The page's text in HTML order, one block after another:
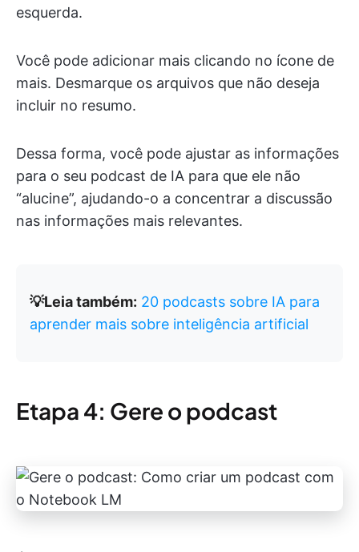
esquerda.
Você pode adicionar mais clicando no ícone de
mais. Desmarque os arquivos que não deseja
incluir no resumo.
Dessa forma, você pode ajustar as informações
para o seu podcast de IA para que ele não
“alucine”, ajudando-o a concentrar a discussão
nas informações mais relevantes.
💡Leia também: 20 podcasts sobre IA para
aprender mais sobre inteligência artificial
Etapa 4: Gere o podcast